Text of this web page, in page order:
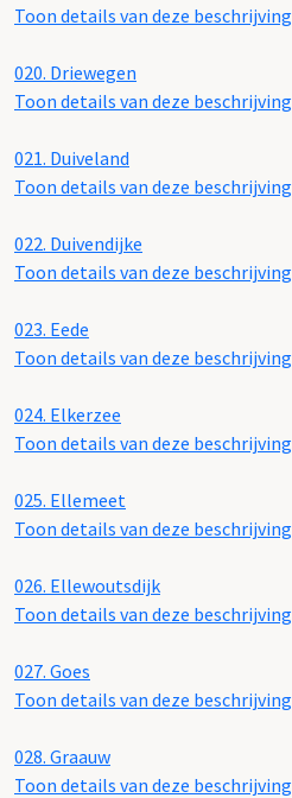
Toon details van deze beschrijving
020. Driewegen
Toon details van deze beschrijving
021. Duiveland
Toon details van deze beschrijving
022. Duivendijke
Toon details van deze beschrijving
023. Eede
Toon details van deze beschrijving
024. Elkerzee
Toon details van deze beschrijving
025. Ellemeet
Toon details van deze beschrijving
026. Ellewoutsdijk
Toon details van deze beschrijving
027. Goes
Toon details van deze beschrijving
028. Graauw
Toon details van deze beschrijving